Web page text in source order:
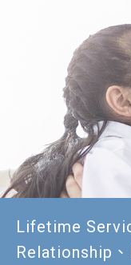
Lifetime
Relationship